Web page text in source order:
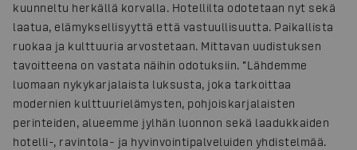
kuunneltu herkällä korvalla. Hotellilta odotetaan nyt sekä
laatua, elämyksellisyyttä että vastuullisuutta. Paikallista
ruokaa ja kulttuuria arvostetaan. Mittavan uudistuksen
tavoitteena on vastata näihin odotuksiin. ”Lähdemme
luomaan nykykarjalaista luksusta, joka tarkoittaa
modernien kulttuurielämysten, pohjoiskarjalaisten
perinteiden, alueemme jylhän luonnon sekä laadukkaiden
hotelli-, ravintola- ja hyvinvointipalveluiden yhdistelmää.